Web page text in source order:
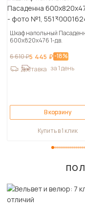
Шкаф напольный
600х820х476 1-дв.
6 610 ₽5 445 ₽-18%
Доставка за 1 день
В корзину
Купить в 1 клик